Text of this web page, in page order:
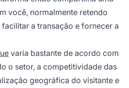
você, normalmente retendo
a transação e fornecer a
varia bastante de acordo com
o setor, a competitividade das
geográfica do visitante e